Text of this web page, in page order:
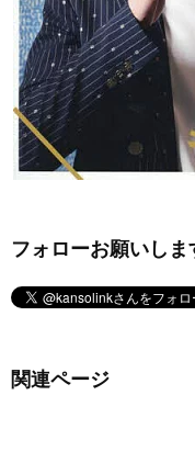
フォローお願いしま
関連ページ